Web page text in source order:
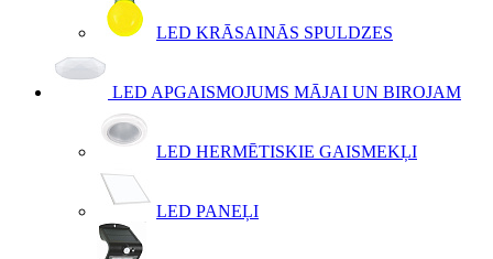
LED KRĀSAINĀS SPULDZES
LED APGAISMOJUMS MĀJAI UN BIROJAM
LED HERMĒTISKIE GAISMEKĻI
LED PANEĻI